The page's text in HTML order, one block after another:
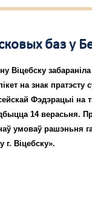
баз у
Віцебску
на знак пратэсту
Фэдэрацыі на
14 верасьня.
умоваў рашэньня
Віцебску».